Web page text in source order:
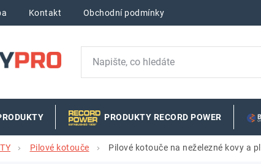
Kontakt Obchodní podmínky
PRODUKTY RECORD POWER
Pilové kotouče Pilové kotouče na neželezné kovy a